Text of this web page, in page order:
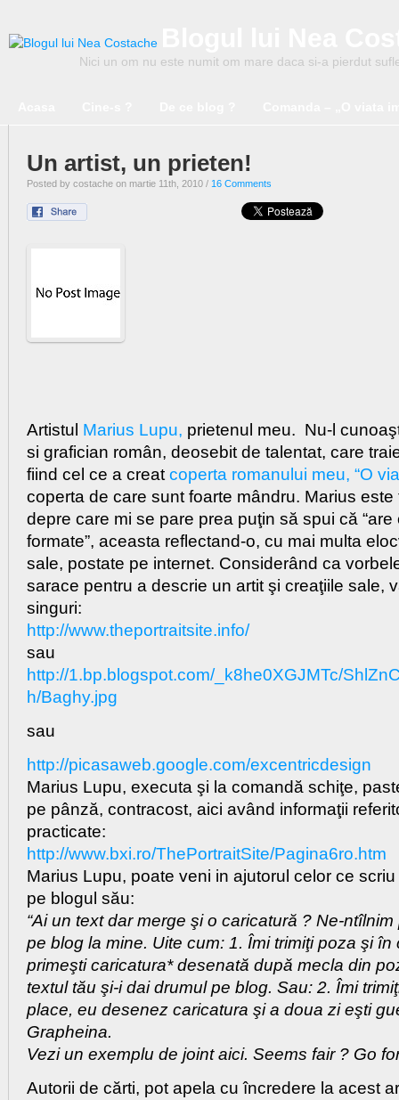
Nici un om nu este numit om mare daca si-a pierdut
Un artist, un prieten!
Posted by costache on martie 11th, 2010 / 16 Comments
Artistul Marius Lupu, prietenul meu. Nu-l
si grafician român, deosebit de talentat, care
fiind cel ce a creat coperta romanului meu, “O
coperta de care sunt foarte mândru. Marius este
depre care mi se pare prea puţin să spui că
formate”, aceasta reflectand-o, cu mai multa
sale, postate pe internet. Considerând ca
sarace pentru a descrie un artit şi creaţiile sale,
singuri:
http://www.theportraitsite.info/
sau
http://1.bp.blogspot.com/_k8he0XGJMTc/
h/Baghy.jpg
sau
http://picasaweb.google.com/excentricdesign
Marius Lupu, executa şi la comandă schiţe,
pe pânză, contracost, aici având informaţii
practicate:
http://www.bxi.ro/ThePortraitSite/Pagina6ro.htm
Marius Lupu, poate veni in ajutorul celor ce
pe blogul său:
“Ai un text dar merge şi o caricatură ? Ne-
pe blog la mine. Uite cum: 1. Îmi trimiţi poza şi în
primeşti caricatura* desenată după mecla din
textul tău şi-i dai drumul pe blog. Sau: 2. Îmi
place, eu desenez caricatura şi a doua zi eşti
Grapheina.
Vezi un exemplu de joint aici. Seems fair ? Go
Autorii de cărti, pot apela cu încredere la acest